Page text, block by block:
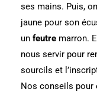
ses mains. Puis,
jaune pour son
un feutre marron.
nous servir pour
sourcils et
Nos conseils pour